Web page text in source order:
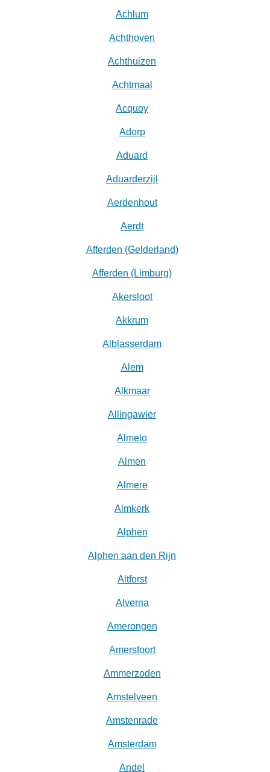
Achlum
Achthoven
Achthuizen
Achtmaal
Acquoy
Adorp
Aduard
Aduarderzijl
Aerdenhout
Aerdt
Afferden (Gelderland)
Afferden (Limburg)
Akersloot
Akkrum
Alblasserdam
Alem
Alkmaar
Allingawier
Almelo
Almen
Almere
Almkerk
Alphen
Alphen aan den Rijn
Altforst
Alverna
Amerongen
Amersfoort
Ammerzoden
Amstelveen
Amstenrade
Amsterdam
Andel